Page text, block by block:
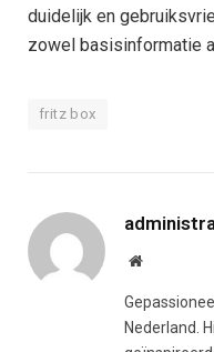
duidelijk en
zowel basisinformatie
fritz box
Website
Nederland.